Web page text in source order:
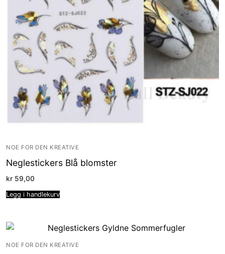
NOE FOR DEN KREATIVE
Neglestickers Blå blomster
kr 59,00
Legg i handlekurv
NOE FOR DEN KREATIVE